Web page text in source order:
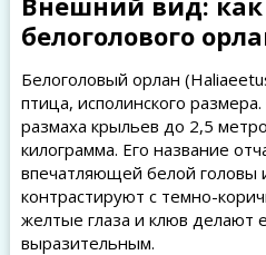
белоголового
Белоголовый орлан
птица, исполинского
размаха крыльев до 2,5
килограмма. Его название
впечатляющей белой головы
контрастируют с темно-
желтые глаза и клюв делают
выразительным.